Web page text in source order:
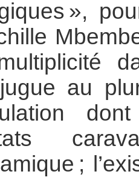
»,
au
;